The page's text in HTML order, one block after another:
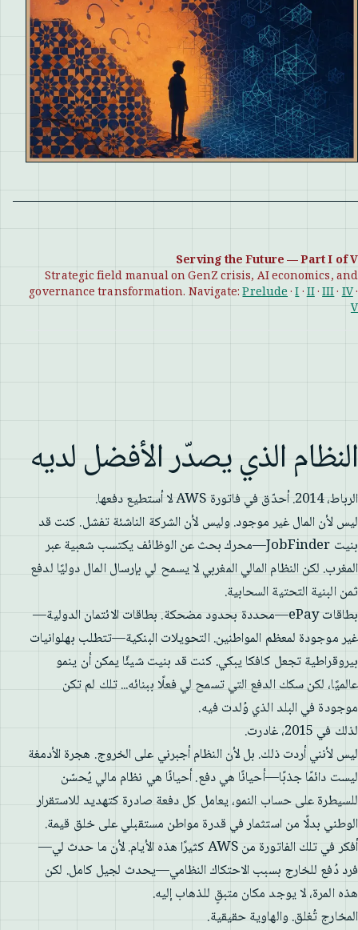
Serving the Future — Part I of V
Strategic field manual on GenZ crisis, AI economics, and
governance transformation. Navigate:Prelude·I·II·III·IV·
V
النظام الذي يصدّر الأفضل لديه
الرباط، 2014. أحدّق في فاتورة AWS لا أستطيع دفعها.
ليس لأن المال غير موجود. وليس لأن الشركة الناشئة تفشل. كنت قد
بنيت JobFinder—محرك بحث عن الوظائف يكتسب شعبية عبر
المغرب. لكن النظام المالي المغربي لا يسمح لي بإرسال المال دوليًا لدفع
ثمن البنية التحتية السحابية.
بطاقات ePay—محددة بحدود مضحكة. بطاقات الائتمان الدولية—
غير موجودة لمعظم المواطنين. التحويلات البنكية—تتطلب بهلوانيات
بيروقراطية تجعل كافكا يبكي. كنت قد بنيت شيئًا يمكن أن ينمو
عالميًا، لكن سكك الدفع التي تسمح لي فعلًا ببنائه... تلك لم تكن
موجودة في البلد الذي وُلدت فيه.
لذلك في 2015، غادرت.
ليس لأنني أردت ذلك. بل لأن النظام أجبرني على الخروج. هجرة الأدمغة
ليست دائمًا جذبًا—أحيانًا هي دفع. أحيانًا هي نظام مالي يُحسّن
للسيطرة على حساب النمو، يعامل كل دفعة صادرة كتهديد للاستقرار
الوطني بدلًا من استثمار في قدرة مواطن مستقبلي على خلق قيمة.
أفكر في تلك الفاتورة من AWS كثيرًا هذه الأيام. لأن ما حدث لي—
فرد دُفع للخارج بسبب الاحتكاك النظامي—يحدث لجيل كامل. لكن
هذه المرة، لا يوجد مكان متبقٍ للذهاب إليه.
المخارج تُغلق. والهاوية حقيقية.